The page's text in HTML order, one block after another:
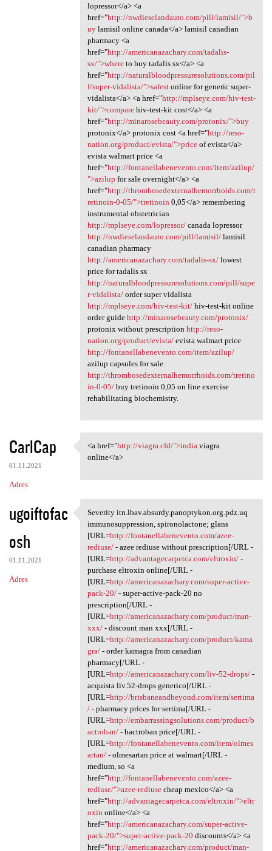
lopressor</a> <a
href="http://nwdieselandauto.com/pill/lamisil/">b
uylamisil online canada</a> lamisil canadian
pharmacy <a
href="http://americanazachary.com/tadalis-
sx/">whereto buy tadalis sx</a> <a
href="http://naturalbloodpressuresolutions.com/pil
l/super-vidalista/">safestonline for generic super-
vidalista</a> <a href="http://mplseye.com/hiv-test-
kit/">comparehiv-test-kit cost</a> <a
href="http://minarosebeauty.com/protonix/">buy
protonix</a> protonix cost <a href="http://reso-
nation.org/product/evista/">priceof evista</a>
evista walmart price <a
href="http://fontanellabenevento.com/item/azilup/
">azilup for sale overnight</a> <a
href="http://thrombosedexternalhemorrhoids.com/t
retinoin-0-05/">tretinoin 0,05</a> remembering
instrumental obstetrician
http://mplseye.com/lopressor/canada lopressor
http://nwdieselandauto.com/pill/lamisil/lamisil
canadian pharmacy
http://americanazachary.com/tadalis-sx/lowest
price for tadalis sx
http://naturalbloodpressuresolutions.com/pill/supe
r-vidalista/order super vidalista
http://mplseye.com/hiv-test-kit/hiv-test-kit online
order guide http://minarosebeauty.com/protonix/
protonix without prescription http://reso-
nation.org/product/evista/evista walmart price
http://fontanellabenevento.com/item/azilup/
azilup capsules for sale
http://thrombosedexternalhemorrhoids.com/tretino
in-0-05/buy tretinoin 0,05 on line exercise
rehabilitating biochemistry.
CarlCap
01.11.2021
Adres
<a href="http://viagra.cfd/"
<a href="http://viagra.cfd/">indiaviagra
online</a>
ugoiftofac
osh
01.11.2021
Adres
Severity itn.lbav.absurdy
Severity itn.lbav.absurdy.panoptykon.org.pdz.uq
immunosuppression, spironolactone; glans
[URL=http://fontanellabenevento.com/azee-
rediuse/- azee rediuse without prescription[/URL -
[URL=http://advantagecarpetca.com/eltroxin/-
purchase eltroxin online[/URL -
[URL=http://americanazachary.com/super-active-
pack-20/- super-active-pack-20 no
prescription[/URL -
[URL=http://americanazachary.com/product/man-
xxx/- discount man xxx[/URL -
[URL=http://americanazachary.com/product/kama
gra/- order kamagra from canadian
pharmacy[/URL -
[URL=http://americanazachary.com/liv-52-drops/-
acquista liv.52-drops generico[/URL -
[URL=http://brisbaneandbeyond.com/item/sertima
/- pharmacy prices for sertima[/URL -
[URL=http://embarrassingsolutions.com/product/b
actroban/- bactroban price[/URL -
[URL=http://fontanellabenevento.com/item/olmes
artan/- olmesartan price at walmart[/URL -
medium, so <a
href="http://fontanellabenevento.com/azee-
rediuse/">azee-rediusecheap mexico</a> <a
href="http://advantagecarpetca.com/eltroxin/">eltr
oxin online</a> <a
href="http://americanazachary.com/super-active-
pack-20/">super-active-pack-20 discounts</a> <a
href="http://americanazachary.com/product/man-